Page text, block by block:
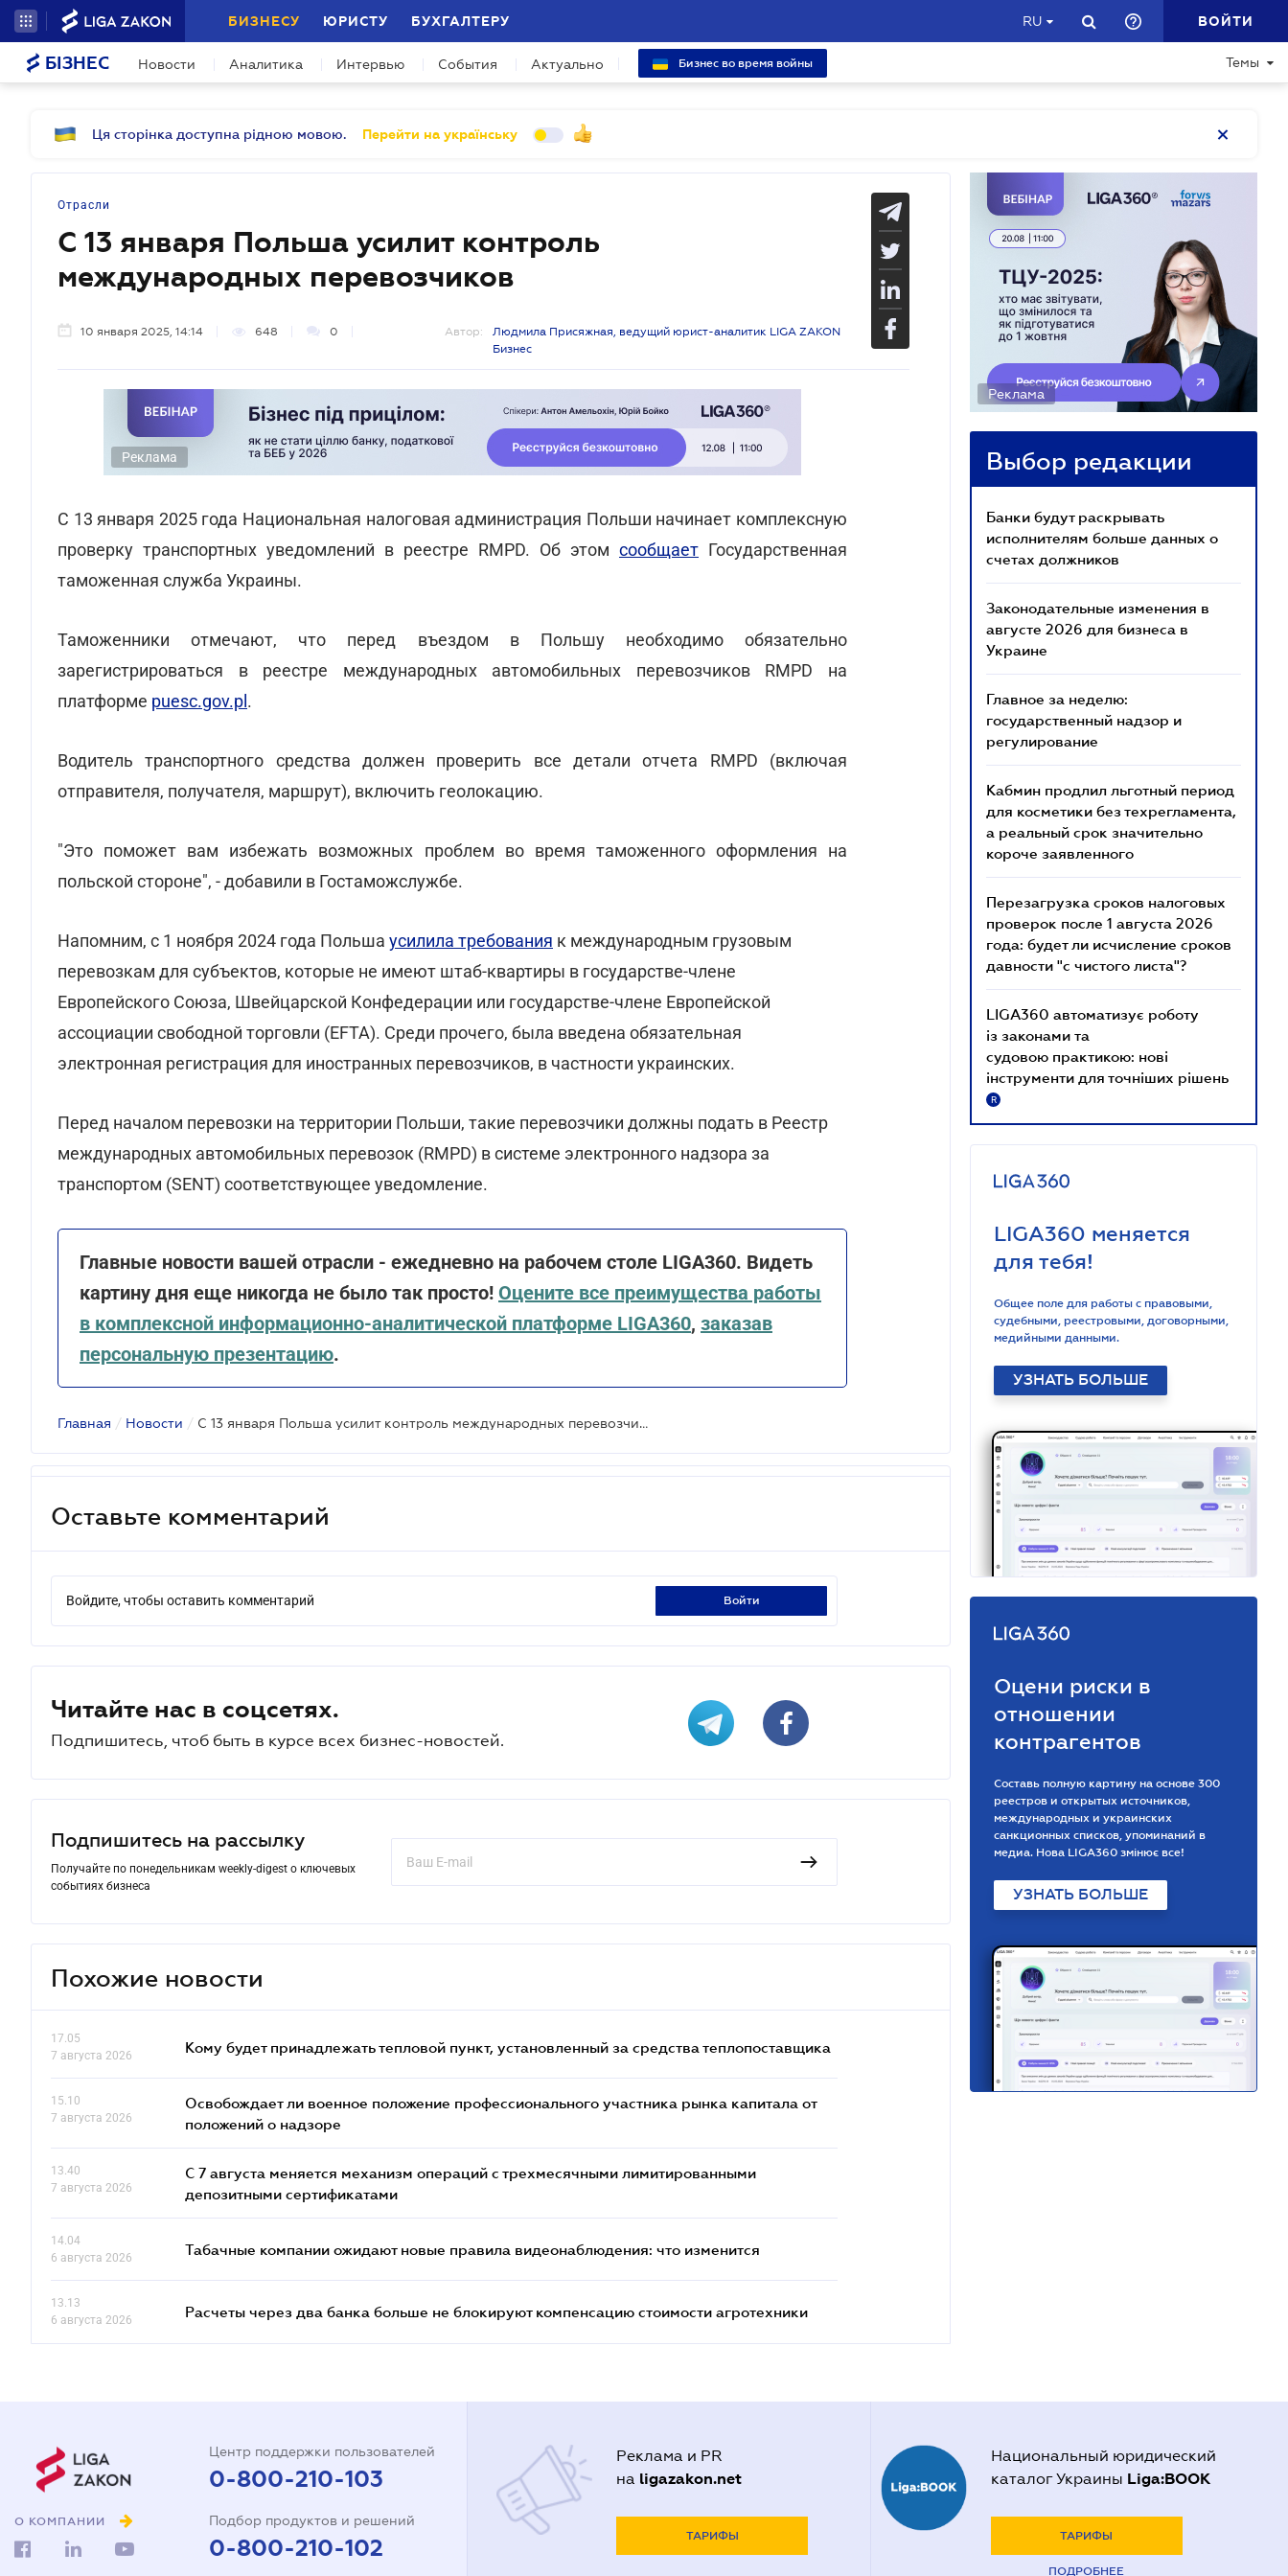
БИЗНЕСУ ЮРИСТУ БУХГАЛТЕРУ RU ВОЙТИ
БІЗНЕС Новости Аналитика Интервью События Актуально Бизнес во время войны Темы
Ця сторінка доступна рідною мовою. Перейти на українську
Отрасли
С 13 января Польша усилит контроль
международных перевозчиков
10 января 2025, 14:14 648 0 Автор:
Людмила Присяжная, ведущий юрист-аналитик LIGA ZAKON
Бизнес
Реклама
С 13 января 2025 года Национальная налоговая администрация Польши начинает комплексную
проверку транспортных уведомлений в реестре RMPD. Об этом сообщает Государственная
таможенная служба Украины.
Таможенники отмечают, что перед въездом в Польшу необходимо обязательно
зарегистрироваться в реестре международных автомобильных перевозчиков RMPD на
платформе puesc.gov.pl .
Водитель транспортного средства должен проверить все детали отчета RMPD (включая
отправителя, получателя, маршрут), включить геолокацию.
"Это поможет вам избежать возможных проблем во время таможенного оформления на
польской стороне", - добавили в Гостаможслужбе.
Напомним, с 1 ноября 2024 года Польша усилила требования к международным грузовым
перевозкам для субъектов, которые не имеют штаб-квартиры в государстве-члене
Европейского Союза, Швейцарской Конфедерации или государстве-члене Европейской
ассоциации свободной торговли (EFTA). Среди прочего, была введена обязательная
электронная регистрация для иностранных перевозчиков, в частности украинских.
Перед началом перевозки на территории Польши, такие перевозчики должны подать в Реестр
международных автомобильных перевозок (RMPD) в системе электронного надзора за
транспортом (SENT) соответствующее уведомление.
Главные новости вашей отрасли - ежедневно на рабочем столе LIGA360. Видеть
картину дня еще никогда не было так просто! Оцените все преимущества работы
в комплексной информационно-аналитической платформе LIGA360, заказав
персональную презентацию.
Главная / Новости / С 13 января Польша усилит контроль международных перевозчиков
Оставьте комментарий
Войдите, чтобы оставить комментарий войти
Читайте нас в соцсетях.
Подпишитесь, чтоб быть в курсе всех бизнес-новостей.
Подпишитесь на рассылку
Получайте по понедельникам weekly-digest о ключевых
событиях бизнеса
Похожие новости
17.05
7 августа 2026
Кому будет принадлежать тепловой пункт, установленный за средства теплопоставщика
15.10
7 августа 2026
Освобождает ли военное положение профессионального участника рынка капитала от
положений о надзоре
13.40
7 августа 2026
С 7 августа меняется механизм операций с трехмесячными лимитированными
депозитными сертификатами
14.04
6 августа 2026
Табачные компании ожидают новые правила видеонаблюдения: что изменится
13.13
6 августа 2026
Расчеты через два банка больше не блокируют компенсацию стоимости агротехники
Реклама
Выбор редакции
Банки будут раскрывать
исполнителям больше данных о
счетах должников
Законодательные изменения в
августе 2026 для бизнеса в
Украине
Главное за неделю:
государственный надзор и
регулирование
Кабмин продлил льготный период
для косметики без техрегламента,
а реальный срок значительно
короче заявленного
Перезагрузка сроков налоговых
проверок после 1 августа 2026
года: будет ли исчисление сроков
давности "с чистого листа"?
LIGA360 автоматизує роботу
із законами та
судовою практикою: нові
інструменти для точніших рішень
R
LIGA360 меняется
для тебя!
Общее поле для работы с правовыми,
судебными, реестровыми, договорными,
медийными данными.
УЗНАТЬ БОЛЬШЕ
Оцени риски в
отношении
контрагентов
Составь полную картину на основе 300
реестров и открытых источников,
международных и украинских
санкционных списков, упоминаний в
медиа. Нова LIGA360 змінює все!
УЗНАТЬ БОЛЬШЕ
О КОМПАНИИ
Центр поддержки пользователей
0-800-210-103
Подбор продуктов и решений
0-800-210-102
Реклама и PR
на ligazakon.net
ТАРИФЫ
Национальный юридический
каталог Украины Liga:BOOK
ТАРИФЫ
ПОДРОБНЕЕ